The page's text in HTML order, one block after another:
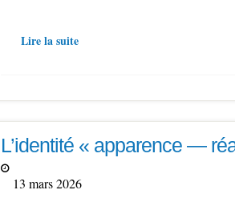
Lire la suite
L’identité « apparence —
13 mars 2026